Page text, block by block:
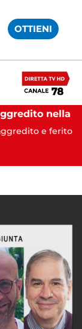
OTTIENI
Eboli, uomo aggredito nella notte: indagini in corso
e ferito